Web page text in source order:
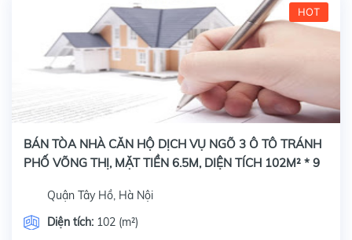
HOT
BÁN TÒA NHÀ CĂN HỘ DỊCH VỤ NGÕ 3 Ô TÔ TRÁNH
PHỐ VÕNG THỊ, MẶT TIỀN 6.5M, DIỆN TÍCH 102M² * 9
Quận Tây Hồ, Hà Nội
Diện tích: 102 (m²)